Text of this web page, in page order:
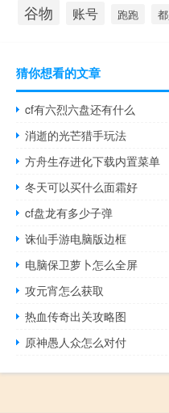
谷物 账号 跑跑
猜你想看的文章
cf有六烈六盘还有什么
消逝的光芒猎手玩法
方舟生存进化下载内置菜单
冬天可以买什么面霜好
cf盘龙有多少子弹
诛仙手游电脑版边框
电脑保卫萝卜怎么全屏
攻元宵怎么获取
热血传奇出关攻略图
原神愚人众怎么对付